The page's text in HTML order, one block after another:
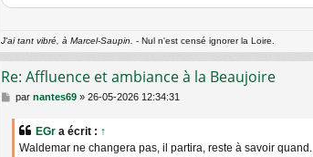
J'ai tant vibré, à Marcel-Saupin. - Nul n'est censé ignorer la Loire.
Re: Affluence et ambiance à la Beaujoire
M
par nantes69» 26-05-2026 12:34:31
EGr a écrit : ↑
Waldemar ne changera pas, il partira, reste à savoir quand.